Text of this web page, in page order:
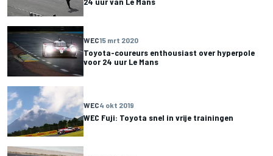
WEC15 mrt 2020
Toyota-coureurs enthousiast over hyperpole
voor 24 uur Le Mans
WEC4 okt 2019
WEC Fuji: Toyota snel in vrije trainingen